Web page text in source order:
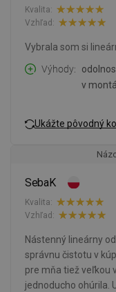
Kvalita:
Vzhľad:
Vybrala som si
Výhody
v
Ukážte pôvodný
SebaK
Kvalita:
Vzhľad:
Nástenný lineárny
správnu čistotu v
pre mňa tiež veľkou
jednoducho ohúrila.